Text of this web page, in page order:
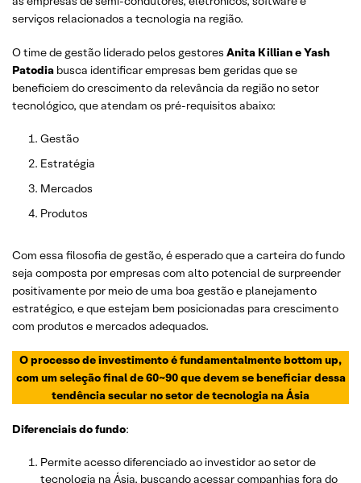
serviços relacionados a tecnologia na região.
O time de gestão liderado pelos gestores Anita Killian e Yash
Patodia busca identificar empresas bem geridas que se
beneficiem do crescimento da relevância da região no setor
tecnológico, que atendam os pré-requisitos abaixo:
Gestão
Estratégia
Mercados
Produtos
Com essa filosofia de gestão, é esperado que a carteira do fundo
seja composta por empresas com alto potencial de surpreender
positivamente por meio de uma boa gestão e planejamento
estratégico, e que estejam bem posicionadas para crescimento
com produtos e mercados adequados.
O processo de investimento é fundamentalmente bottom up,
com um seleção final de 60~90 que devem se beneficiar dessa
tendência secular no setor de tecnologia na Ásia
Diferenciais do fundo:
Permite acesso diferenciado ao investidor ao setor de
tecnologia na Ásia, buscando acessar companhias fora do